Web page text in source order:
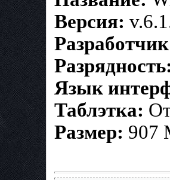
Версия:
Язык
Таблэтка:
Размер: 907